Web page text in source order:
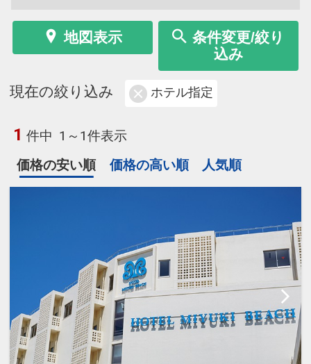
地図表示
条件変更/絞り
込み
現在の絞り込み ホテル指定
1 件中 1～1件表示
価格の安い順
価格の高い順 人気順